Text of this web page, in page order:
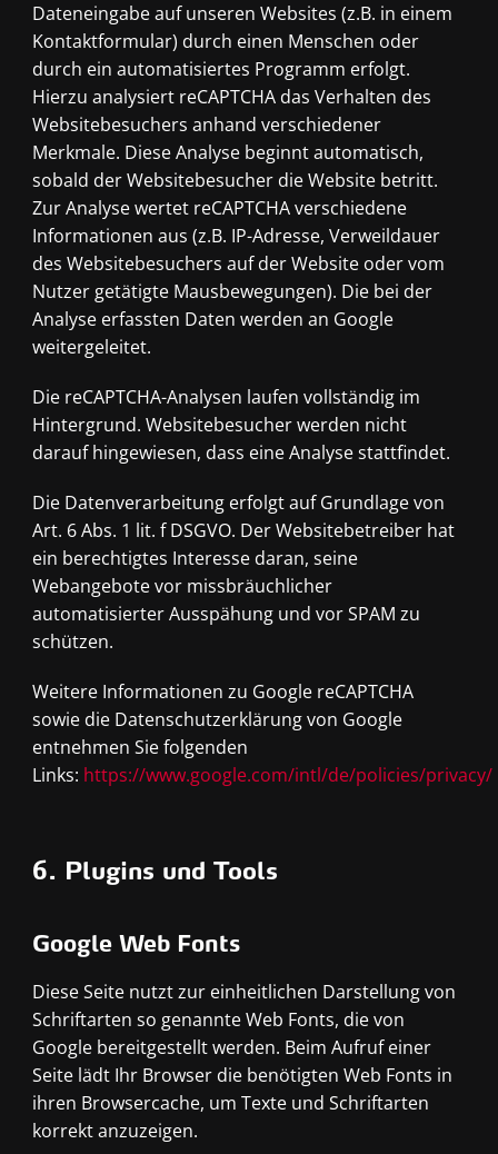
Dateneingabe auf unseren Websites (z.B. in einem
Kontaktformular) durch einen Menschen oder
durch ein automatisiertes Programm erfolgt.
Hierzu analysiert reCAPTCHA das Verhalten des
Websitebesuchers anhand verschiedener
Merkmale. Diese Analyse beginnt automatisch,
sobald der Websitebesucher die Website betritt.
Zur Analyse wertet reCAPTCHA verschiedene
Informationen aus (z.B. IP-Adresse, Verweildauer
des Websitebesuchers auf der Website oder vom
Nutzer getätigte Mausbewegungen). Die bei der
Analyse erfassten Daten werden an Google
weitergeleitet.
Die reCAPTCHA-Analysen laufen vollständig im
Hintergrund. Websitebesucher werden nicht
darauf hingewiesen, dass eine Analyse stattfindet.
Die Datenverarbeitung erfolgt auf Grundlage von
Art. 6 Abs. 1 lit. f DSGVO. Der Websitebetreiber hat
ein berechtigtes Interesse daran, seine
Webangebote vor missbräuchlicher
automatisierter Ausspähung und vor SPAM zu
schützen.
Weitere Informationen zu Google reCAPTCHA
sowie die Datenschutzerklärung von Google
entnehmen Sie folgenden
Links: https://www.google.com/intl/de/policies/privacy/
6. Plugins und Tools
Google Web Fonts
Diese Seite nutzt zur einheitlichen Darstellung von
Schriftarten so genannte Web Fonts, die von
Google bereitgestellt werden. Beim Aufruf einer
Seite lädt Ihr Browser die benötigten Web Fonts in
ihren Browsercache, um Texte und Schriftarten
korrekt anzuzeigen.